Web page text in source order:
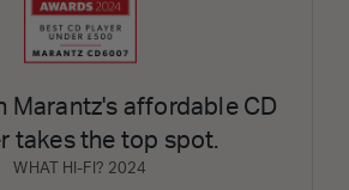
Marantz's affordable CD
takes the top spot.
WHAT HI-FI? 2024